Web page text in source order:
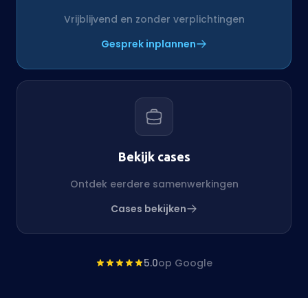
Vrijblijvend en zonder verplichtingen
Gesprek inplannen
Bekijk cases
Ontdek eerdere samenwerkingen
Cases bekijken
5.0op Google